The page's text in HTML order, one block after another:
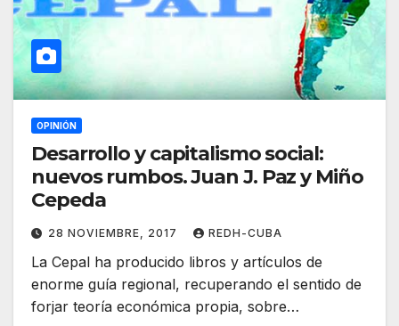
OPINIÓN
Desarrollo y capitalismo social:
nuevos rumbos. Juan J. Paz y Miño
Cepeda
28 NOVIEMBRE, 2017 REDH-CUBA
La Cepal ha producido libros y artículos de
enorme guía regional, recuperando el sentido de
forjar teoría económica propia, sobre…